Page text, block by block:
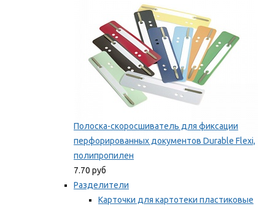
Полоска-скоросшиватель для фиксации
перфорированных документов Durable Flexi,
полипропилен
7.70 руб
Разделители
Карточки для картотеки пластиковые